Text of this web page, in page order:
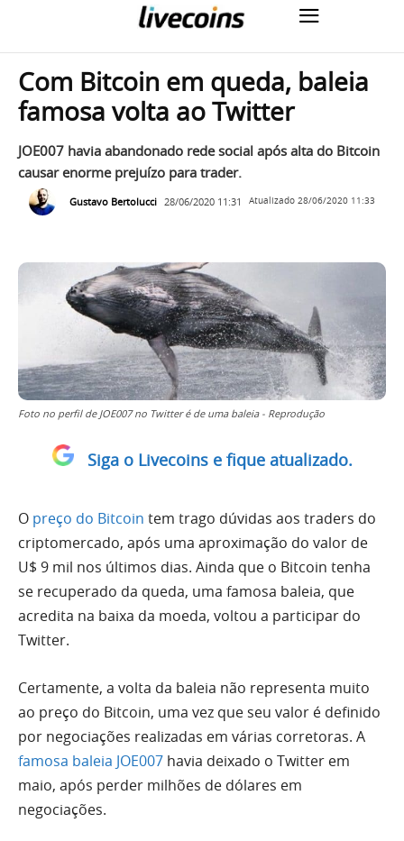
Com Bitcoin em queda, baleia
famosa volta ao Twitter
JOE007 havia abandonado rede social após alta do Bitcoin
causar enorme prejuízo para trader.
Gustavo Bertolucci 28/06/2020 11:31 Atualizado 28/06/2020 11:33
Foto no perfil de JOE007 no Twitter é de uma baleia - Reprodução
Siga o Livecoins e fique atualizado.
O preço do Bitcoin tem trago dúvidas aos traders do
criptomercado, após uma aproximação do valor de
U$ 9 mil nos últimos dias. Ainda que o Bitcoin tenha
se recuperado da queda, uma famosa baleia, que
acredita na baixa da moeda, voltou a participar do
Twitter.
Certamente, a volta da baleia não representa muito
ao preço do Bitcoin, uma vez que seu valor é definido
por negociações realizadas em várias corretoras. A
famosa baleia JOE007 havia deixado o Twitter em
maio, após perder milhões de dólares em
negociações.